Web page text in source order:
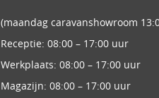
(maandag caravanshowroom
Receptie: 08:00 – 17:00 uur
Werkplaats: 08:00 – 17:00 uur
Magazijn: 08:00 – 17:00 uur